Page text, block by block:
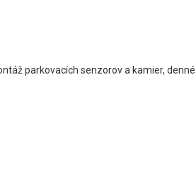
parkovacích senzorov a kamier, denné